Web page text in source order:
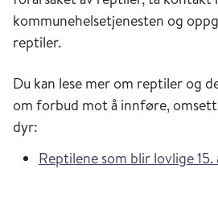
kommunehelsetjenesten og
reptiler.
Du kan lese mer om reptiler og
om forbud mot å innføre,
dyr:
Reptilene som blir lovlige 15.